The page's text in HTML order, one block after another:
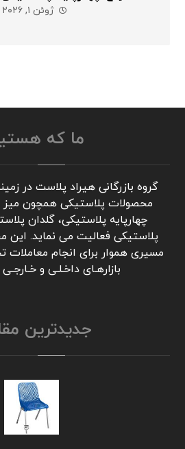
ژوئن ۱, ۲۰۲۶
ما که
گروه بازرگانی هیراد پلاست در
محصولات پلاستیکی همچون میز
چهارپایه پلاستیکی، گلدان
پلاستیکی فعالیت می نماید.
مسیری هموار برای انجام معاملات
بازارهـای داخـلـی و
جدیدترین